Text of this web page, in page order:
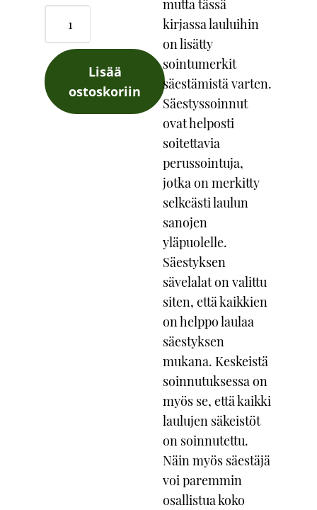
Joulun
laulut
-
Nuottikirja
Lisää
ostoskoriin
mutta tässä
kirjassa lauluihin
on lisätty
sointumerkit
säestämistä varten.
Säestyssoinnut
ovat helposti
soitettavia
perussointuja,
jotka on merkitty
selkeästi laulun
sanojen
yläpuolelle.
Säestyksen
sävelalat on valittu
siten, että kaikkien
on helppo laulaa
säestyksen
mukana. Keskeistä
soinnutuksessa on
myös se, että kaikki
laulujen säkeistöt
on soinnutettu.
Näin myös säestäjä
voi paremmin
osallistua koko